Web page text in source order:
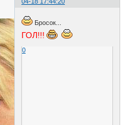
Бросок...
ГОЛ!!!
0